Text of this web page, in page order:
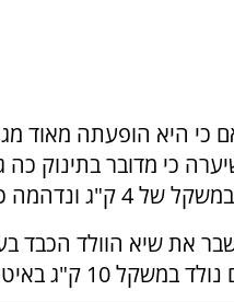
כי היא הופעתה מאוד
כי מדובר בתינוק כה
את הערכות הרופאים.
את שיא הוולד הכבד
ובברזיל הוא 7.5 ק"ג.